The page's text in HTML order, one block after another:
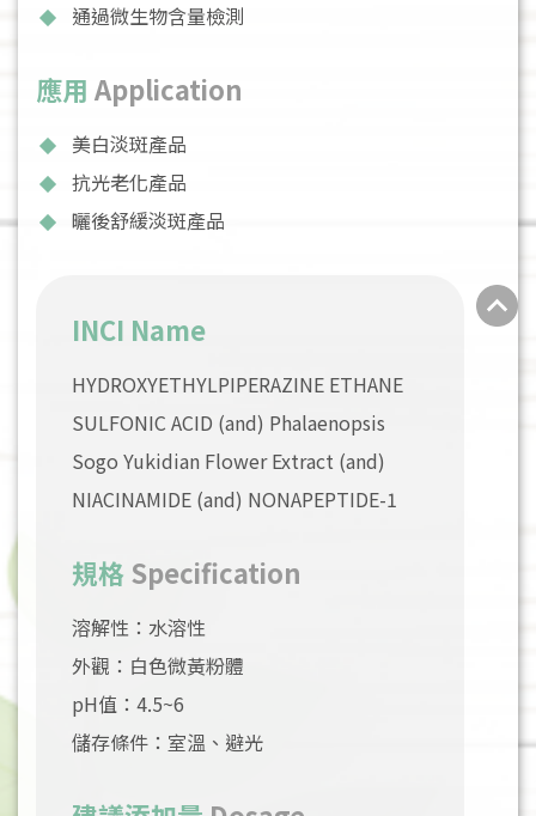
通過微生物含量檢測
應用 Application
美白淡斑產品
抗光老化產品
曬後舒緩淡斑產品
INCI Name
HYDROXYETHYLPIPERAZINE ETHANE
SULFONIC ACID (and) Phalaenopsis
Sogo Yukidian Flower Extract (and)
NIACINAMIDE (and) NONAPEPTIDE-1
規格 Specification
溶解性：水溶性
外觀：白色微黃粉體
pH值：4.5~6
儲存條件：室溫、避光